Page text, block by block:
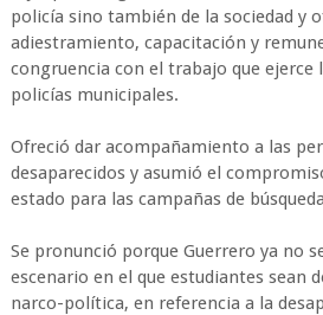
policía sino también de la sociedad y
adiestramiento, capacitación y
congruencia con el trabajo que ejerce
policías municipales.
Ofreció dar acompañamiento a las
desaparecidos y asumió el
estado para las campañas de
Se pronunció porque Guerrero ya no
escenario en el que estudiantes sean
narco-política, en referencia a la